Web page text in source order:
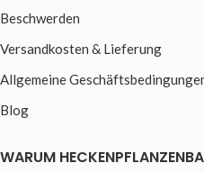
Beschwerden
Versandkosten & Lieferung
Allgemeine
Blog
WARUM